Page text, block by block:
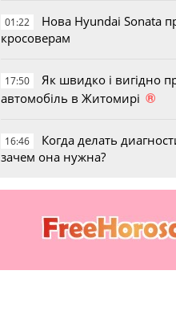
01:22
Нова Hyundai Sonata
кросоверам
17:50
Як швидко і вигідно
автомобіль в Житомирі ®
16:46
Когда делать
зачем она нужна?